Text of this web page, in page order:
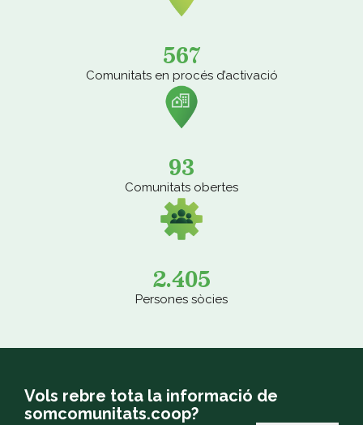
567
Comunitats en procés d’activació
93
Comunitats obertes
2.405
Persones sòcies
Vols rebre tota la informació de
somcomunitats.coop?